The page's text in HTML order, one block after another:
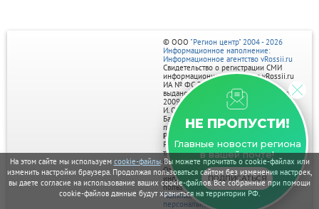
На этом сайте мы используем cookie-файлы. Вы можете прочитать о cookie-файлах или
изменить настройки браузера. Продолжая пользоваться сайтом без изменения настроек,
вы даете согласие на использование ваших cookie-файлов. Все собранные при помощи
cookie-файлов данные будут храниться на территории РФ.
НЕ ПРОПУСТИ!
Главные новости региона
в вашей почте!
ПОДПИСАТЬСЯ
© ООО "Регион центр" 2004 - 2026
Информационное наполнение:
Информационное агентство vRossii.ru
Свидетельство о регистрации СМИ
информационного агентства vRossii.ru
ИА № ФС 77‑35502
выдано РОСКОМНАДЗОРом 04 марта
2009г.
И. О. Главного редактора Нарыков А. Н.
Баннеры на портале размещаются на
правах рекламы.
Реклама на портале:
Рекламное агентство "Умный маркетинг"
тел. 7-910-267-70-40,
email: umnyy.marketing@yandex.ru
Отдельные публикации могут содержать
информацию, не предназначенную для
пользователей до 18 лет.
Политика в отношении обработки
персональных данных